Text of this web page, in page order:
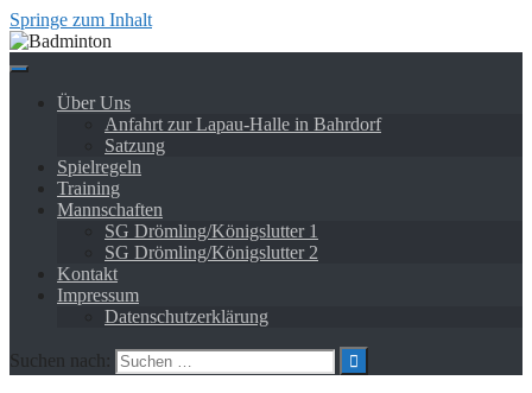
Springe zum Inhalt
Über Uns
Anfahrt zur Lapau-Halle in Bahrdorf
Satzung
Spielregeln
Training
Mannschaften
SG Drömling/Königslutter 1
SG Drömling/Königslutter 2
Kontakt
Impressum
Datenschutzerklärung
Suchen nach: